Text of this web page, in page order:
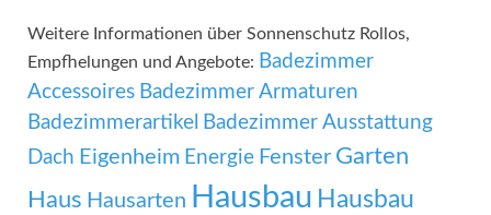
Weitere Informationen über Sonnenschutz Rollos,
Empfhelungen und Angebote: Badezimmer
Accessoires Badezimmer Armaturen
Badezimmerartikel Badezimmer Ausstattung
Dach Eigenheim Energie Fenster Garten
Haus Hausarten Hausbau Hausbau